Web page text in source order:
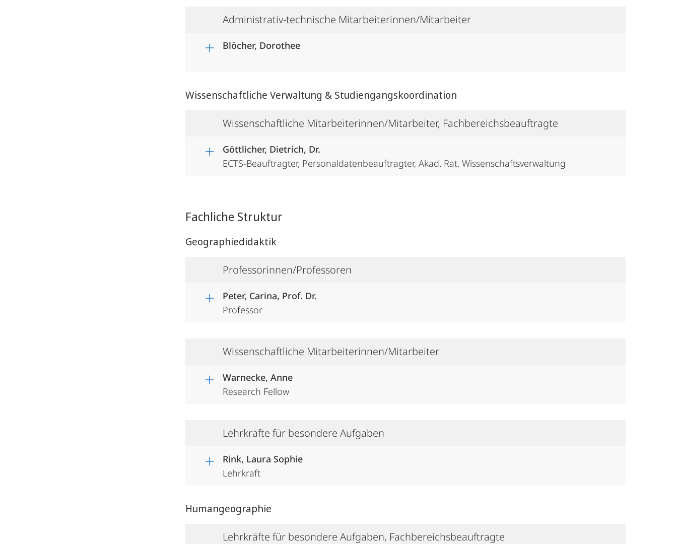
Administrativ-technische Mitarbeiterinnen/Mitarbeiter
Blöcher, Dorothee
Wissenschaftliche Verwaltung & Studiengangskoordination
Wissenschaftliche Mitarbeiterinnen/Mitarbeiter, Fachbereichsbeauftragte
Göttlicher, Dietrich, Dr.
ECTS-Beauftragter, Personaldatenbeauftragter, Akad. Rat, Wissenschaftsverwaltung
Fachliche Struktur
Geographiedidaktik
Professorinnen/Professoren
Peter, Carina, Prof. Dr.
Professor
Wissenschaftliche Mitarbeiterinnen/Mitarbeiter
Warnecke, Anne
Research Fellow
Lehrkräfte für besondere Aufgaben
Rink, Laura Sophie
Lehrkraft
Humangeographie
Lehrkräfte für besondere Aufgaben, Fachbereichsbeauftragte